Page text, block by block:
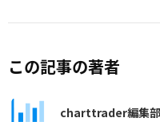
この記事の著者
charttrader編集部